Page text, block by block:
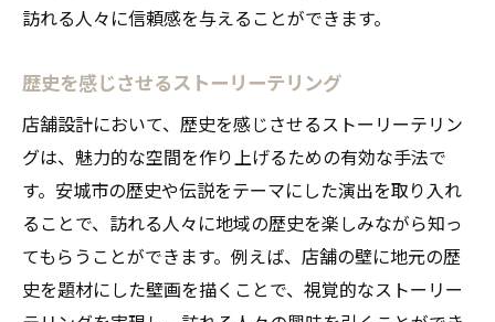
訪れる人々に信頼感を与えることができます。
歴史を感じさせるストーリーテリング
店舗設計において、歴史を感じさせるストーリーテリン
グは、魅力的な空間を作り上げるための有効な手法で
す。安城市の歴史や伝説をテーマにした演出を取り入れ
ることで、訪れる人々に地域の歴史を楽しみながら知っ
てもらうことができます。例えば、店舗の壁に地元の歴
史を題材にした壁画を描くことで、視覚的なストーリー